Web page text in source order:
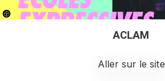
ACLAM
Aller sur le site